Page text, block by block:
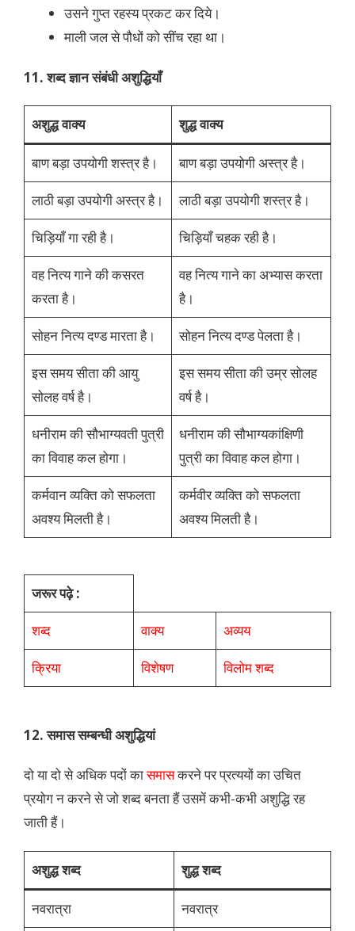
उसने गुप्त रहस्य प्रकट कर दिये।
माली जल से पौधों को सींच रहा था।
11. शब्द ज्ञान संबंधी अशुद्धियाँ
अशुद्ध वाक्य शुद्ध वाक्य
बाण बड़ा उपयोगी शस्त्र है। बाण बड़ा उपयोगी अस्त्र है।
लाठी बड़ा उपयोगी अस्त्र है। लाठी बड़ा उपयोगी शस्त्र है।
चिड़ियाँ गा रही है। चिड़ियाँ चहक रही है।
वह नित्य गाने की कसरत
करता है।
वह नित्य गाने का अभ्यास करता
है।
सोहन नित्य दण्ड मारता है। सोहन नित्य दण्ड पेलता है।
इस समय सीता की आयु
सोलह वर्ष है।
इस समय सीता की उम्र सोलह
वर्ष है।
धनीराम की सौभाग्यवती पुत्री
का विवाह कल होगा।
धनीराम की सौभाग्यकांक्षिणी
पुत्री का विवाह कल होगा।
कर्मवान व्यक्ति को सफलता
अवश्य मिलती है।
कर्मवीर व्यक्ति को सफलता
अवश्य मिलती है।
जरूर पढ़े :
शब्द वाक्य अव्यय
क्रिया विशेषण विलोम शब्द
12. समास सम्बन्धी अशुद्धियां
दो या दो से अधिक पदों कासमासकरने पर प्रत्ययों का उचित
प्रयोग न करने से जो शब्द बनता हैं उसमें कभी-कभी अशुद्धि रह
जाती हैं।
अशुद्ध शब्द शुद्ध शब्द
नवरात्रा नवरात्र